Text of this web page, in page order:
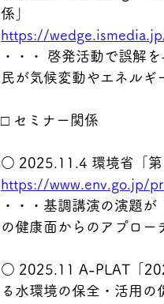
係」
https://
・・・ 啓発活動で誤解
民が気候変動やエネルギ
□ セミナー関係
○ 2025.11.4 環境省「第
https://www.env.go.jp/
・・・基調講演の演題
の健康面からのアプロー
○ 2025.11 A-PLAT「
る水環境の保全・活用